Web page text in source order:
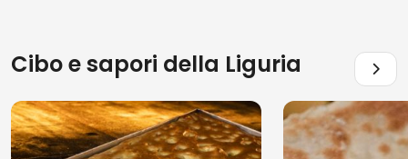
Cibo e sapori della Liguria